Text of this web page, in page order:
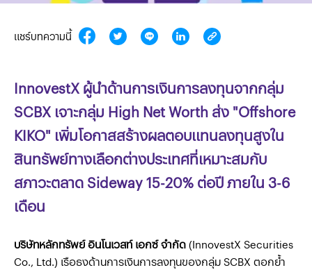
แชร์บทความนี้
InnovestX ผู้นำด้านการเงินการลงทุนจากกลุ่ม
SCBX เจาะกลุ่ม High Net Worth ส่ง "Offshore
KIKO" เพิ่มโอกาสสร้างผลตอบแทนลงทุนสูงใน
สินทรัพย์ทางเลือกต่างประเทศที่เหมาะสมกับ
สภาวะตลาด Sideway 15-20% ต่อปี ภายใน 3-6
เดือน
บริษัทหลักทรัพย์ อินโนเวสท์ เอกซ์ จำกัด(InnovestX Securities
Co., Ltd.) เรือธงด้านการเงินการลงทุนของกลุ่ม SCBX ตอกย้ำ